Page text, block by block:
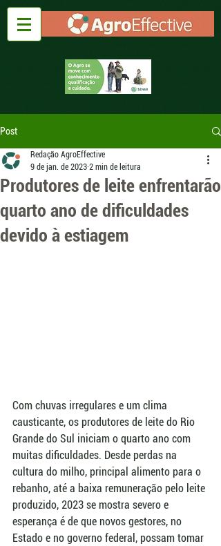
Post
Produtores de leite enfrentarão
quarto ano de dificuldades
devido à estiagem
Redação AgroEffective
9 de jan. de 2023 2 min de leitura
Com chuvas irregulares e um clima
causticante, os produtores de leite do Rio
Grande do Sul iniciam o quarto ano com
muitas dificuldades. Desde perdas na
cultura do milho, principal alimento para o
rebanho, até a baixa remuneração pelo leite
produzido, 2023 se mostra severo e
esperança é de que novos gestores, no
Estado e no governo federal, possam tomar